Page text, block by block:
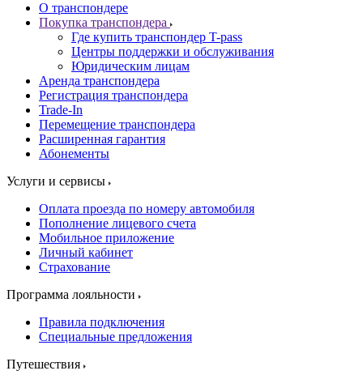
О транспондере
Покупка транспондера
Где купить транспондер T-pass
Центры поддержки и обслуживания
Юридическим лицам
Аренда транспондера
Регистрация транспондера
Trade-In
Перемещение транспондера
Расширенная гарантия
Абонементы
Услуги и сервисы
Оплата проезда по номеру автомобиля
Пополнение лицевого счета
Мобильное приложение
Личный кабинет
Страхование
Программа лояльности
Правила подключения
Специальные предложения
Путешествия